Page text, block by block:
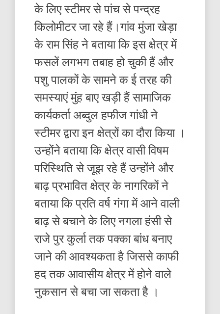
के लिए स्टीमर से पांच से पन्द्रह
किलोमीटर जा रहे हैं।गांव मुंजा खेड़ा
के राम सिंह ने बताया कि इस क्षेत्र में
फसलें लगभग तबाह हो चुकी हैं और
पशु पालकों के सामने क ई तरह की
समस्याएं मुंह बाए खड़ी हैं सामाजिक
कार्यकर्ता अब्दुल हफीज गांधी ने
स्टीमर द्वारा इन क्षेत्रों का दौरा किया ।
उन्होंने बताया कि क्षेत्र वासी विषम
परिस्थिति से जूझ रहे हैं उन्होंने और
बाढ़ प्रभावित क्षेत्र के नागरिकों ने
बताया कि प्रति वर्ष गंगा में आने वाली
बाढ़ से बचाने के लिए नगला हंसी से
राजे पुर कुर्ला तक पक्का बांध बनाए
जाने की आवश्यकता है जिससे काफी
हद तक आवासीय क्षेत्र में होने वाले
नुकसान से बचा जा सकता है ।